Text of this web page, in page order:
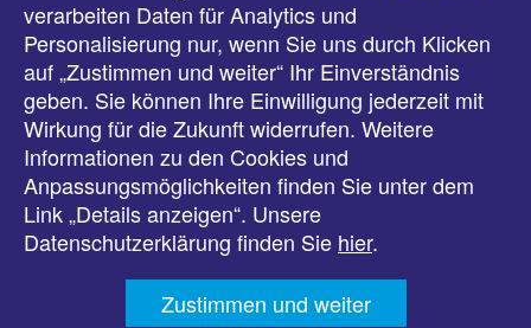
Downloads
Presse
Karriere
Kontakt
verarbeiten Daten für Analytics und
Personalisierung nur, wenn Sie uns durch Klicken
auf „Zustimmen und weiter“ Ihr Einverständnis
geben. Sie können Ihre Einwilligung jederzeit mit
Wirkung für die Zukunft widerrufen. Weitere
Informationen zu den Cookies und
Anpassungsmöglichkeiten finden Sie unter dem
Link „Details anzeigen“. Unsere
Datenschutzerklärung finden Sie hier.
Zustimmen und weiter